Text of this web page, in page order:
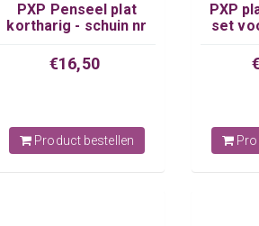
PXP Penseel plat
kortharig - schuin nr
€16,50
Product bestellen
PXP
set